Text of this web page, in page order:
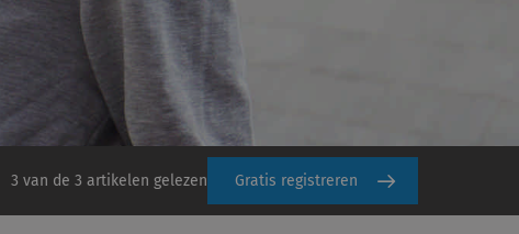
3 van de 3 artikelen gelezen Gratis registreren